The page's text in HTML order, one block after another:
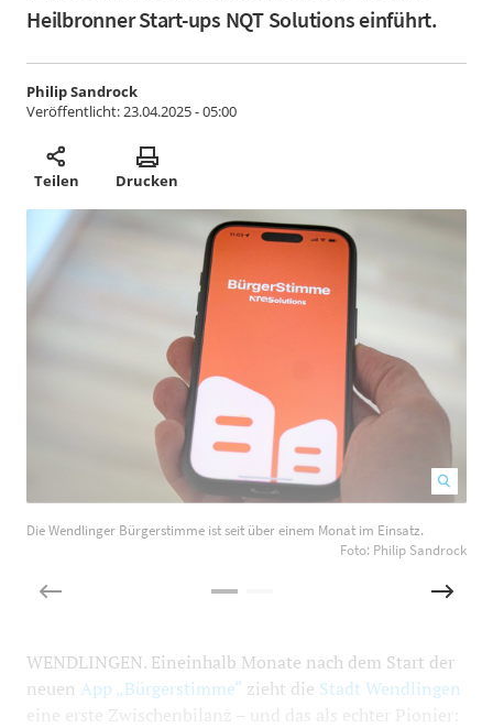
Heilbronner Start-ups NQT Solutions einführt.
Philip Sandrock
Veröffentlicht:23.04.2025 - 05:00
Teilen Drucken
Die Wendlinger Bürgerstimme ist seit über einem Monat im Einsatz.
Foto: Philip Sandrock
WENDLINGEN. Eineinhalb Monate nach dem Start der
neuen App „Bürgerstimme“ zieht die Stadt Wendlingen
eine erste Zwischenbilanz – und das als echter Pionier: